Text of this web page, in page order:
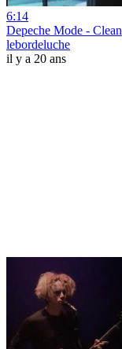
6:14
Depeche Mode - Clean
lebordeluche
il y a 20 ans